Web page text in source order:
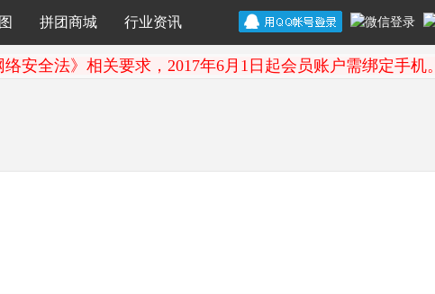
拼团商城 行业资讯
安全法》相关要求，2017年6月1日起会员账户需绑定手机。